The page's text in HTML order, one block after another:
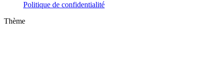
Politique de confidentialité
Thème